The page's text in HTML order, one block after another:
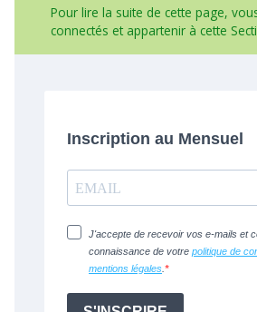
Pour lire la suite de cette page,
connectés et appartenir à cette